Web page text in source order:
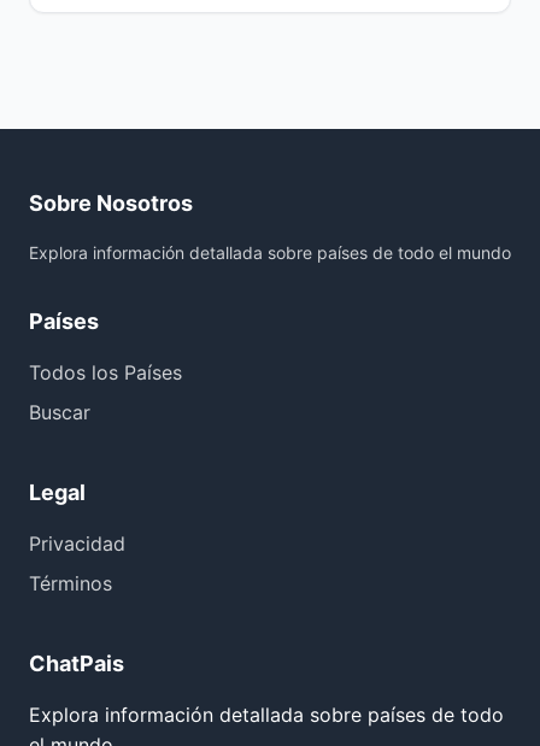
Sobre Nosotros
Explora información detallada sobre países de todo el mundo
Países
Todos los Países
Buscar
Legal
Privacidad
Términos
ChatPais
Explora información detallada sobre países de todo